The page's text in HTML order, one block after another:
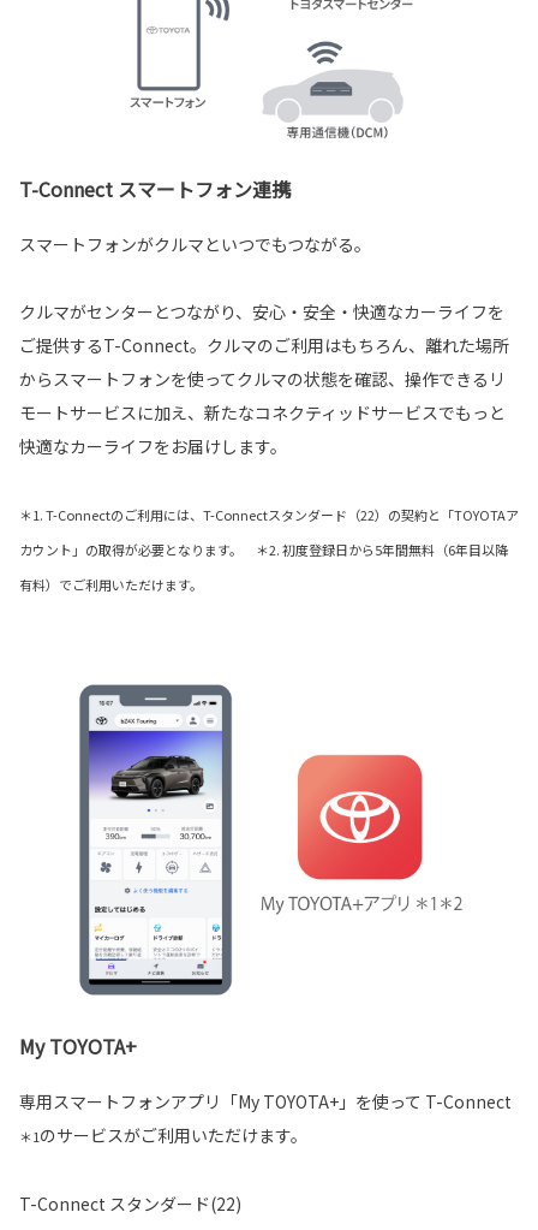
T-Connect スマートフォン連携
スマートフォンがクルマといつでもつながる。
クルマがセンターとつながり、安心・安全・快適なカーライフを
ご提供するT-Connect。クルマのご利用はもちろん、離れた場所
からスマートフォンを使ってクルマの状態を確認、操作できるリ
モートサービスに加え、新たなコネクティッドサービスでもっと
快適なカーライフをお届けします。
＊1. T-Connectのご利用には、T-Connectスタンダード（22）の契約と「TOYOTAア
カウント」の取得が必要となります。 ＊2. 初度登録日から5年間無料（6年目以降
有料）でご利用いただけます。
My TOYOTA+
専用スマートフォンアプリ「My TOYOTA+」を使って T-Connect
＊1のサービスがご利用いただけます。
T-Connect スタンダード(22)